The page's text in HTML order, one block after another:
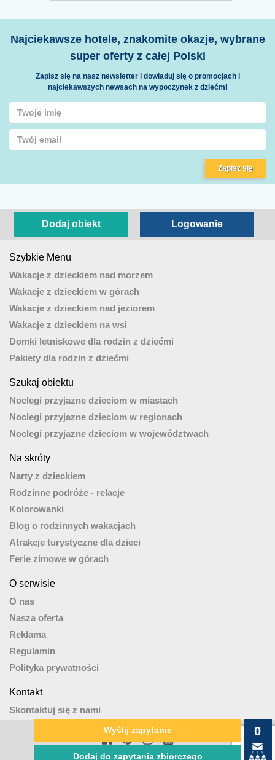
Dodaj do zapytania zbiorczego
Wyślij zapytanie
Najciekawsze hotele, znakomite okazje, wybrane
super oferty z całej Polski
Zapisz się na nasz newsletter i dowiaduj się o promocjach i
najciekawszych newsach na wypoczynek z dziećmi
Zapisz się
Dodaj obiekt Logowanie
Szybkie Menu
Wakacje z dzieckiem nad morzem
Wakacje z dzieckiem w górach
Wakacje z dzieckiem nad jeziorem
Wakacje z dzieckiem na wsi
Domki letniskowe dla rodzin z dziećmi
Pakiety dla rodzin z dziećmi
Szukaj obiektu
Noclegi przyjazne dzieciom w miastach
Noclegi przyjazne dzieciom w regionach
Noclegi przyjazne dzieciom w województwach
Na skróty
Narty z dzieckiem
Rodzinne podróże - relacje
Kolorowanki
Blog o rodzinnych wakacjach
Atrakcje turystyczne dla dzieci
Ferie zimowe w górach
O serwisie
O nas
Nasza oferta
Reklama
Regulamin
Polityka prywatności
Kontakt
Skontaktuj się z nami
wakacjezdzieckiem.pl. All rights reserved
0